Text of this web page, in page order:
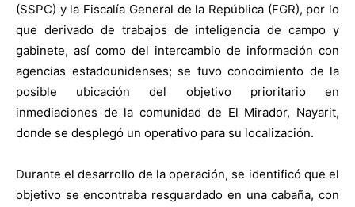
(SSPC) y la Fiscalía General de la República (FGR), por lo
que derivado de trabajos de inteligencia de campo y
gabinete, así como del intercambio de información con
agencias estadounidenses; se tuvo conocimiento de la
posible ubicación del objetivo prioritario en
inmediaciones de la comunidad de El Mirador, Nayarit,
donde se desplegó un operativo para su localización.
Durante el desarrollo de la operación, se identificó que el
objetivo se encontraba resguardado en una cabaña, con